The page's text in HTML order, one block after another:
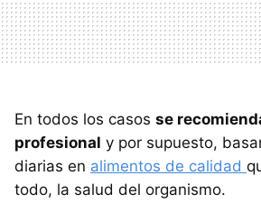
En todos los casos se
profesional y por supuesto,
diarias en alimentos de calidad
todo, la salud del organismo.